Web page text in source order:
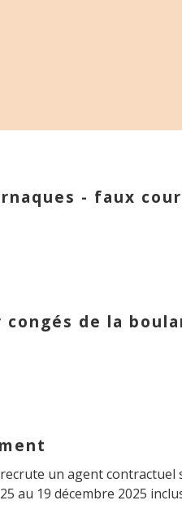
- faux
de la
un agent contractuel
au 19 décembre 2025